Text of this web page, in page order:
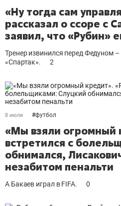
«Ну тогда сам
рассказал о ссоре с
заявил, что «Рубин»
Тренер извинился перед Федуном
«Спартак».
2
8 июля #футбол
«Мы взяли огромный
встретился с
обнимался,
незабитом пенальти
А Бакаев играл в FIFA. 0